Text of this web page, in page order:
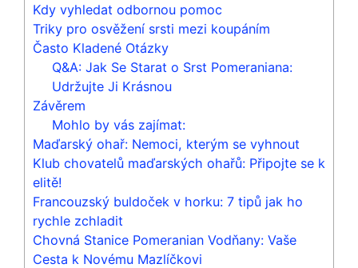
Kdy vyhledat odbornou pomoc
Triky pro osvěžení srsti mezi koupáním
Často Kladené Otázky
Q&A: Jak Se Starat o Srst Pomeraniana:
Udržujte Ji Krásnou
Závěrem
Mohlo by vás zajímat:
Maďarský ohař: Nemoci, kterým se vyhnout
Klub chovatelů maďarských ohařů: Připojte se k
elitě!
Francouzský buldoček v horku: 7 tipů jak ho
rychle zchladit
Chovná Stanice Pomeranian Vodňany: Vaše
Cesta k Novému Mazlíčkovi